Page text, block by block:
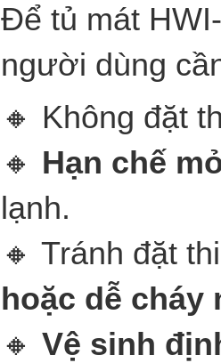
Để tủ mát
người dùng
🔸 Không đặt
🔸 Hạn chế
lạnh.
🔸 Tránh đặt
hoặc dễ cháy
🔸 Vệ sinh